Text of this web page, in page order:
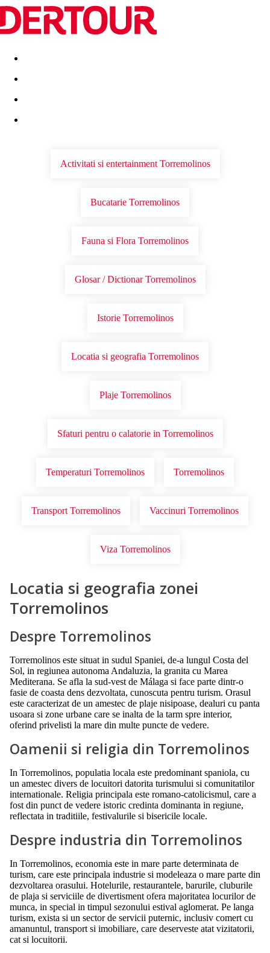
Destinatii Vacanta perfecta OFERTE DE NERATAT
Activitati si entertainment Torremolinos
Bucatarie Torremolinos
Fauna si Flora Torremolinos
Glosar / Dictionar Torremolinos
Istorie Torremolinos
Locatia si geografia Torremolinos
Plaje Torremolinos
Sfaturi pentru o calatorie in Torremolinos
Temperaturi Torremolinos Torremolinos
Transport Torremolinos Vaccinuri Torremolinos
Viza Torremolinos
Locatia si geografia zonei
Torremolinos
Despre Torremolinos
Torremolinos este situat in sudul Spaniei, de-a lungul Costa del
Sol, in regiunea autonoma Andaluzia, la granita cu Marea
Mediterana. Se afla la sud-vest de Málaga si face parte dintr-o
fasie de coasta dens dezvoltata, cunoscuta pentru turism. Orasul
este caracterizat de un amestec de plaje nisipoase, dealuri cu panta
usoara si zone urbane care se inalta de la tarm spre interior,
oferind privelisti la mare din multe puncte de vedere.
Oamenii si religia din Torremolinos
In Torremolinos, populatia locala este predominant spaniola, cu
un amestec divers de locuitori datorita turismului si comunitatilor
internationale. Religia principala este romano-catolicismul, care a
fost din punct de vedere istoric credinta dominanta in regiune,
reflectata in traditiile, festivalurile si bisericile locale.
Despre industria din Torremolinos
In Torremolinos, economia este in mare parte determinata de
turism, care este principala industrie si modeleaza o mare parte din
dezvoltarea orasului. Hotelurile, restaurantele, barurile, cluburile
de plaja si serviciile de divertisment ofera majoritatea locurilor de
munca, in special in timpul sezonului estival aglomerat. Pe langa
turism, exista si un sector de servicii puternic, inclusiv comert cu
amanuntul, transport si imobiliare, care deserveste atat vizitatorii,
cat si locuitorii.